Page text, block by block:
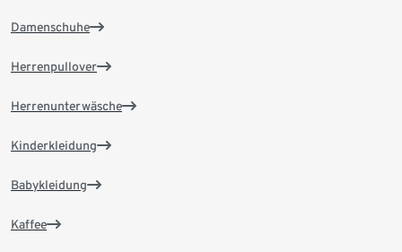
Damenschuhe
Herrenpullover
Herrenunterwäsche
Kinderkleidung
Babykleidung
Kaffee